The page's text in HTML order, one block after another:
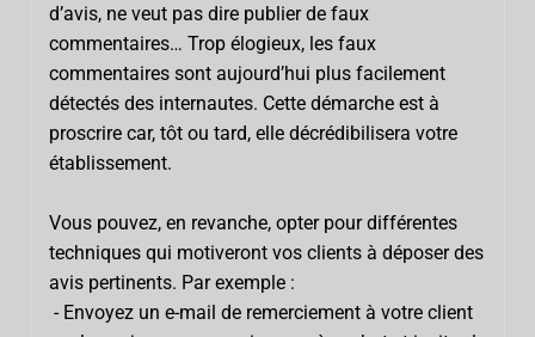
d’avis, ne veut pas dire publier de faux
commentaires… Trop élogieux, les faux
commentaires sont aujourd’hui plus facilement
détectés des internautes. Cette démarche est à
proscrire car, tôt ou tard, elle décrédibilisera votre
établissement.
Vous pouvez, en revanche, opter pour différentes
techniques qui motiveront vos clients à déposer des
avis pertinents. Par exemple :
- Envoyez un e-mail de remerciement à votre client